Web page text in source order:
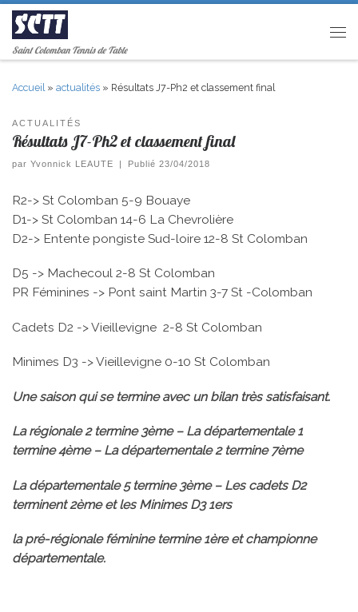
Passer au contenu
Saint Colomban Tennis de Table
Accueil » actualités » Résultats J7-Ph2 et classement final
ACTUALITÉS
Résultats J7-Ph2 et classement final
par Yvonnick LEAUTE | Publié 23/04/2018
R2-> St Colomban 5-9 Bouaye
D1-> St Colomban 14-6 La Chevrolière
D2-> Entente pongiste Sud-loire 12-8 St Colomban
D5 -> Machecoul 2-8 St Colomban
PR Féminines -> Pont saint Martin 3-7 St -Colomban
Cadets D2 -> Vieillevigne 2-8 St Colomban
Minimes D3 -> Vieillevigne 0-10 St Colomban
Une saison qui se termine avec un bilan très satisfaisant.
La régionale 2 termine 3ème – La départementale 1
termine 4ème – La départementale 2 termine 7ème
La départementale 5 termine 3ème – Les cadets D2
terminent 2ème et les Minimes D3 1ers
la pré-régionale féminine termine 1ère et championne
départementale.